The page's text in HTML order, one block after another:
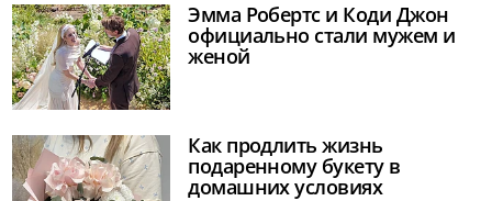
Эмма Робертс и Коди Джон
официально стали мужем и
женой
Как продлить жизнь
подаренному букету в
домашних условиях